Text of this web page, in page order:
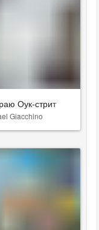
Оук-стрит
Giacchino